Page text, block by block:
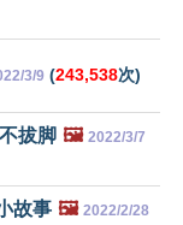
3/9 (243,538次)
拔脚 🖼️ 2022/3/7
故事 🖼️ 2022/2/28